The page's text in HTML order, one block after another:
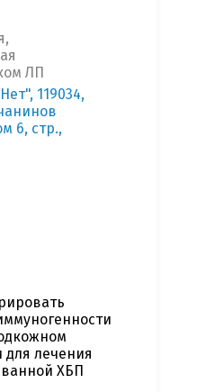
ЛП
119034,
6, стр.,
лечения
ХБП